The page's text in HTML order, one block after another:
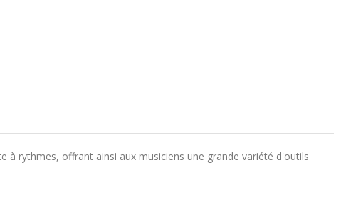
à rythmes, offrant ainsi aux musiciens une grande variété d'outils